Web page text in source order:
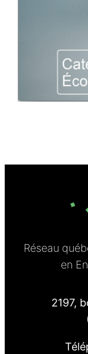
Réseau
en
2197,